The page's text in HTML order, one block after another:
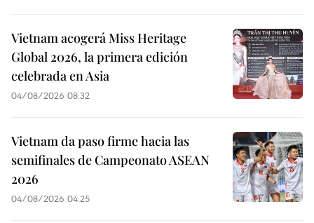
Vietnam acogerá Miss Heritage
Global 2026, la primera edición
celebrada en Asia
04/08/2026 08:32
Vietnam da paso firme hacia las
semifinales de Campeonato ASEAN
2026
04/08/2026 04:25